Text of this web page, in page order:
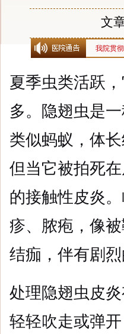
文
我院贯
夏季虫类活跃
多。隐翅虫是
类似蚂蚁，体
但当它被拍死
的接触性皮炎
疹、脓疱，像
结痂，伴有剧烈
处理隐翅虫皮
轻轻吹走或弹